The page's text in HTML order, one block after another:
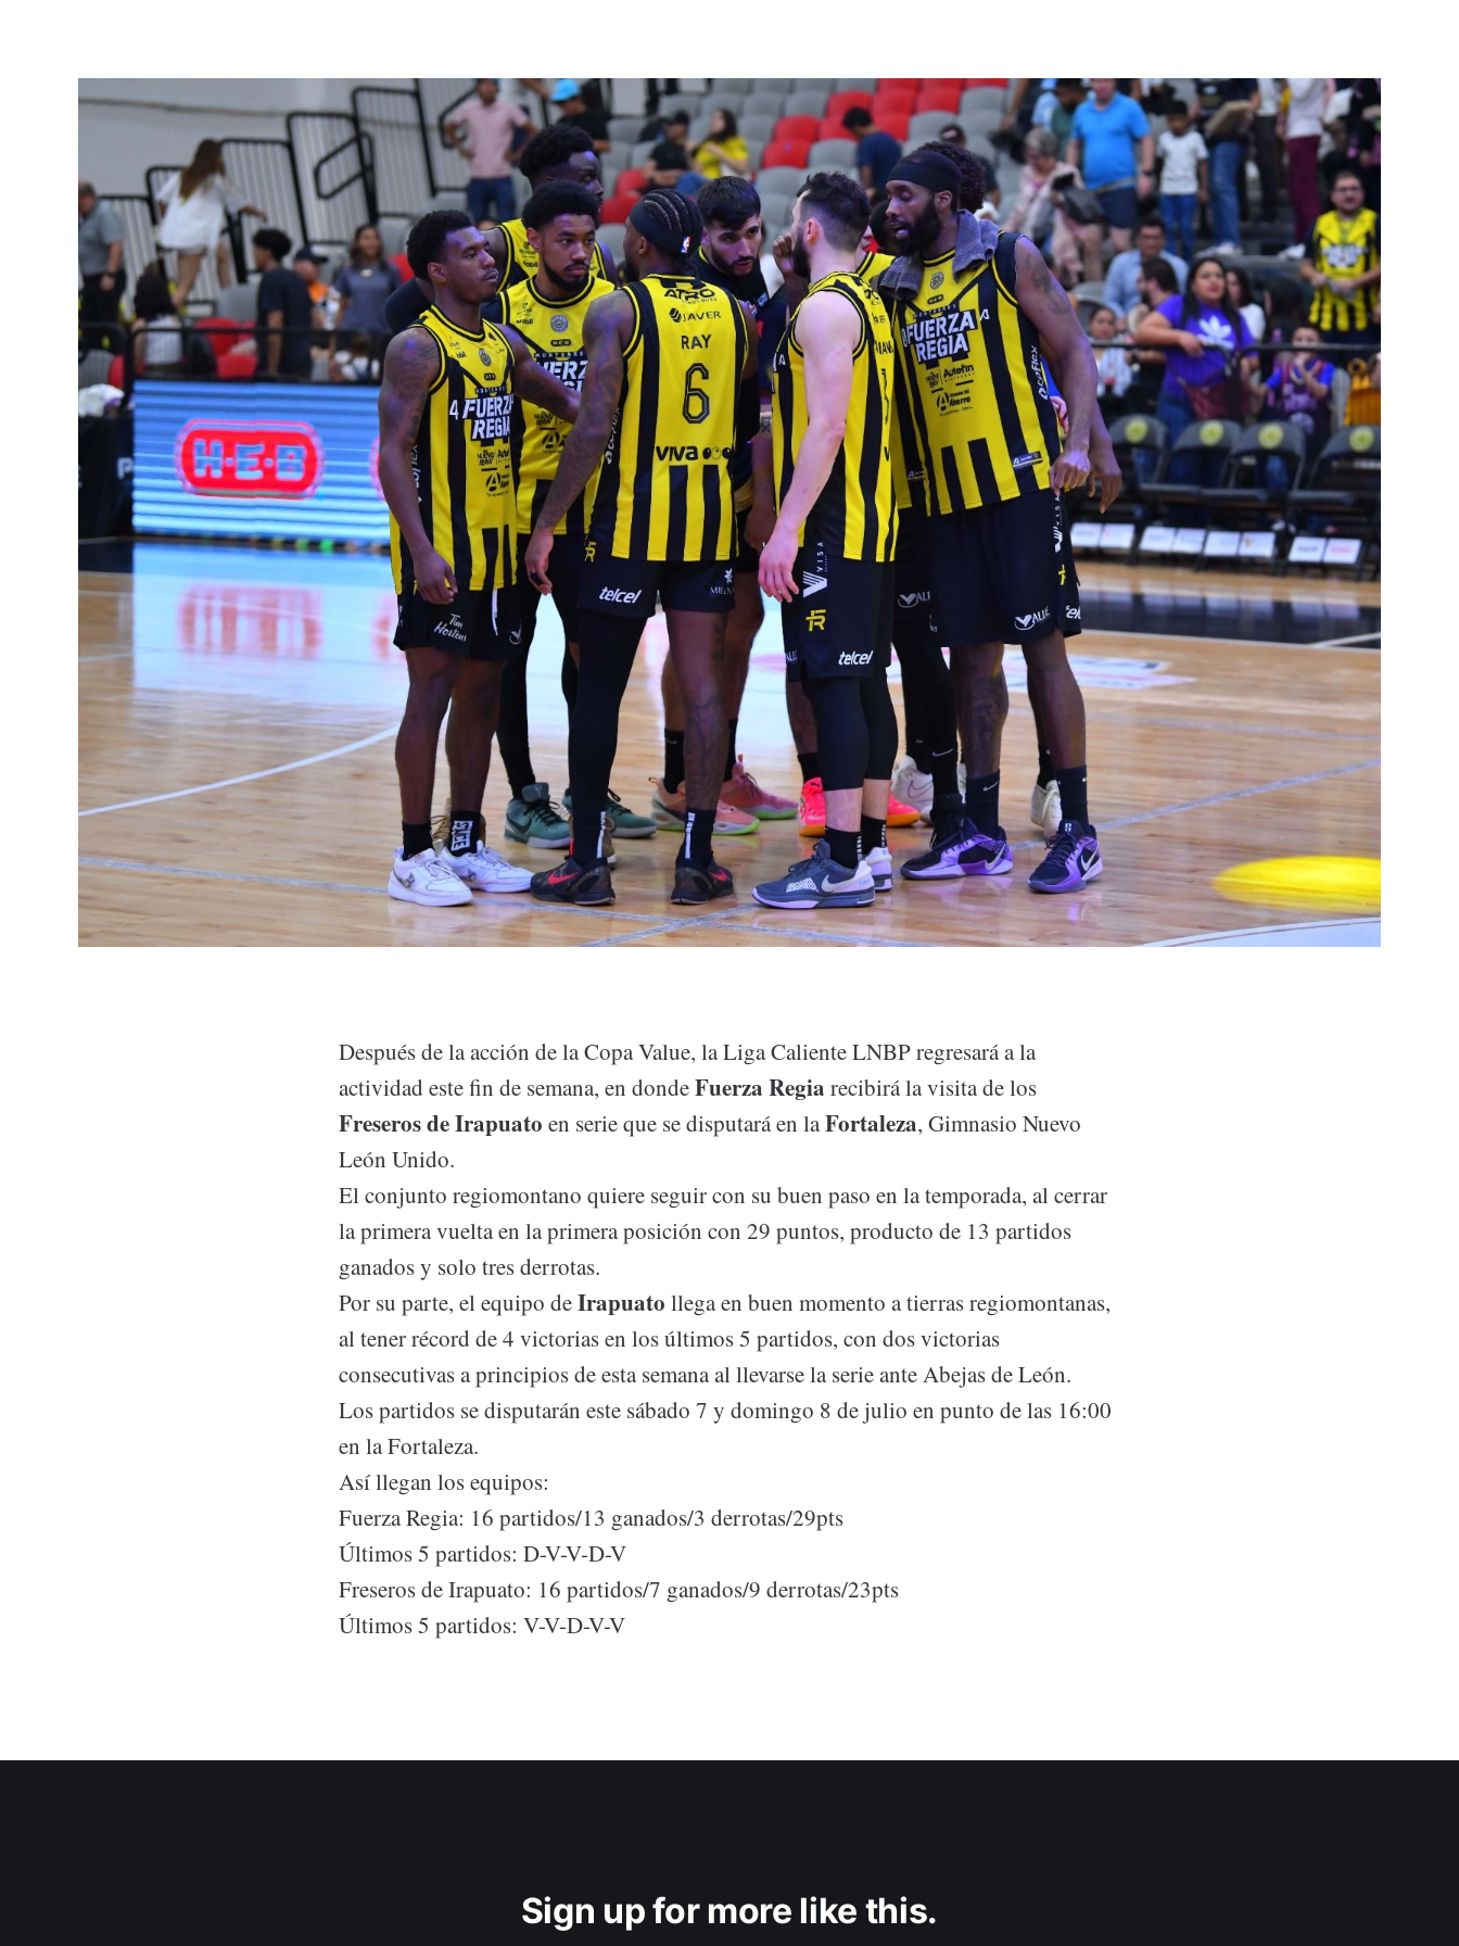
Después de la acción de la Copa Value, la Liga Caliente LNBP regresará a la
actividad este fin de semana, en dondeFuerza Regia recibirá la visita de los
FreserosdeIrapuato en serie que se disputará en laFortaleza, Gimnasio Nuevo
León Unido.
El conjunto regiomontano quiere seguir con su buen paso en la temporada, al cerrar
la primera vuelta en la primera posición con 29 puntos, producto de 13 partidos
ganados y solo tres derrotas.
Por su parte, el equipo deIrapuato llega en buen momento a tierras regiomontanas,
al tener récord de 4 victorias en los últimos 5 partidos, con dos victorias
consecutivas a principios de esta semana al llevarse la serie ante Abejas de León.
Los partidos se disputarán este sábado 7 y domingo 8 de julio en punto de las 16:00
en la Fortaleza.
Así llegan los equipos:
Fuerza Regia: 16 partidos/13 ganados/3 derrotas/29pts
Últimos 5 partidos: D-V-V-D-V
Freseros de Irapuato: 16 partidos/7 ganados/9 derrotas/23pts
Últimos 5 partidos: V-V-D-V-V
Sign up for more like this.